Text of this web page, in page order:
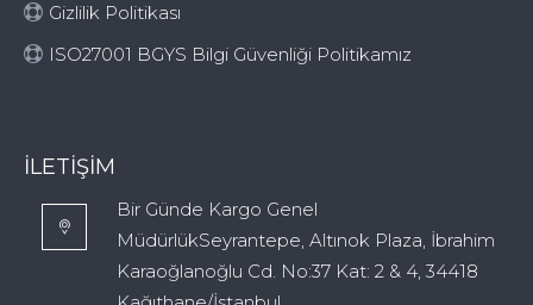
Gizlilik Politikası
ISO27001 BGYS Bilgi Güvenliği Politikamız
İLETIŞIM
Bir Günde Kargo Genel
MüdürlükSeyrantepe, Altınok Plaza, İbrahim
Karaoğlanoğlu Cd. No:37 Kat: 2 & 4, 34418